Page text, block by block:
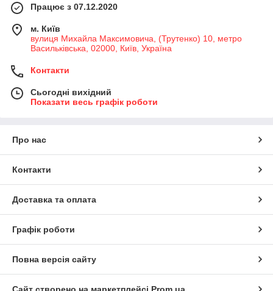
Працює з 07.12.2020
м. Київ
вулиця Михайла Максимовича, (Трутенко) 10, метро
Васильківська, 02000, Київ, Україна
Контакти
Сьогодні вихідний
Показати весь графік роботи
Про нас
Контакти
Доставка та оплата
Графік роботи
Повна версія сайту